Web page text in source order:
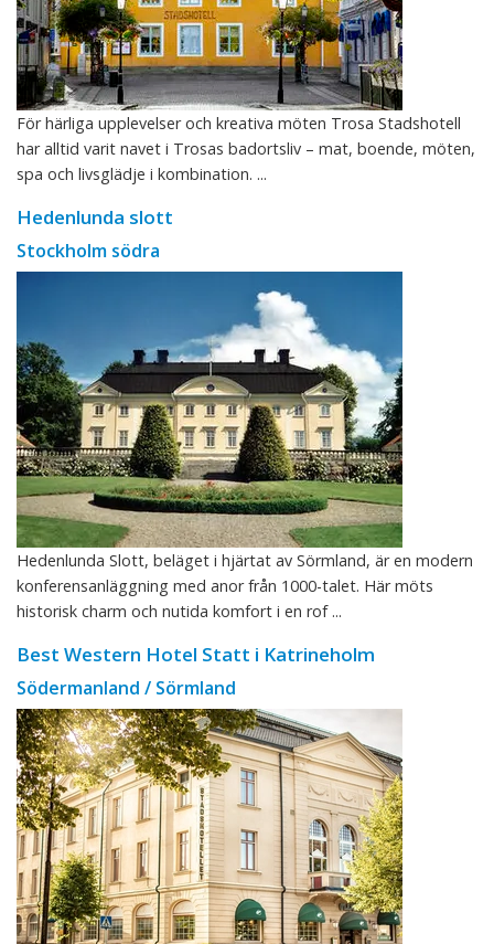
För härliga upplevelser och kreativa möten Trosa Stadshotell
har alltid varit navet i Trosas badortsliv – mat, boende, möten,
spa och livsglädje i kombination. ...
Hedenlunda slott
Stockholm södra
Hedenlunda Slott, beläget i hjärtat av Sörmland, är en modern
konferensanläggning med anor från 1000-talet. Här möts
historisk charm och nutida komfort i en rof ...
Best Western Hotel Statt i Katrineholm
Södermanland / Sörmland